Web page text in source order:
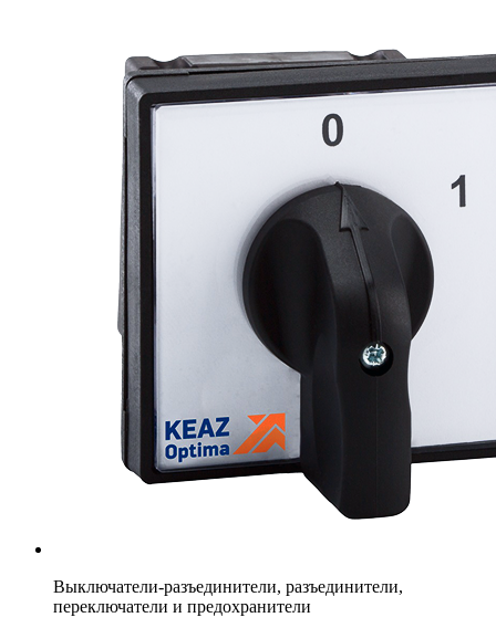
Выключатели-разъединители, разъединители,
переключатели и предохранители